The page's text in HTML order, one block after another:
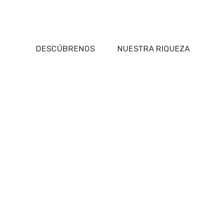
DESCÚBRENOS NUESTRA RIQUEZA